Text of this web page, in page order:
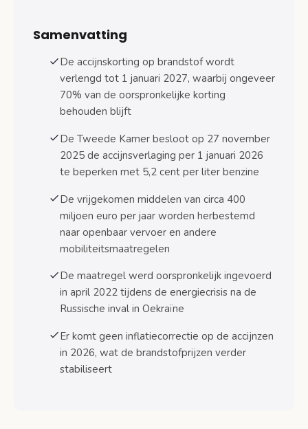
Tijdlijn accijnskorting 2022-2027
Invoering april 2022 na Russische inval
Ontwikkeling van tijdelijke naar verlengde
maatregel
Veelgestelde vragen over accijnskorting
brandstof
Veelgestelde vragen
Conclusie: geleidelijke afbouw richting normale
accijnstarieven
Bronnen
Samenvatting
De accijnskorting op brandstof wordt
verlengd tot 1 januari 2027, waarbij ongeveer
70% van de oorspronkelijke korting
behouden blijft
De Tweede Kamer besloot op 27 november
2025 de accijnsverlaging per 1 januari 2026
te beperken met 5,2 cent per liter benzine
De vrijgekomen middelen van circa 400
miljoen euro per jaar worden herbestemd
naar openbaar vervoer en andere
mobiliteitsmaatregelen
De maatregel werd oorspronkelijk ingevoerd
in april 2022 tijdens de energiecrisis na de
Russische inval in Oekraïne
Er komt geen inflatiecorrectie op de accijnzen
in 2026, wat de brandstofprijzen verder
stabiliseert